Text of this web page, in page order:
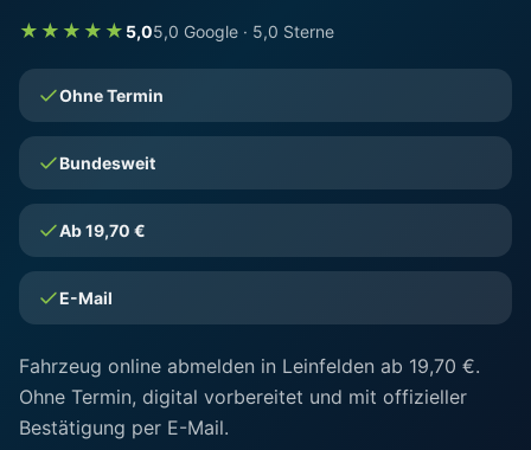
★★★★★ 5,05,0 Google · 5,0 Sterne
Ohne Termin
Bundesweit
Ab 19,70 €
E-Mail
Fahrzeug online abmelden in Leinfelden ab 19,70 €.
Ohne Termin, digital vorbereitet und mit offizieller
Bestätigung per E-Mail.